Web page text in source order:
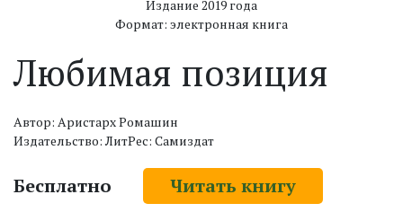
Издание 2019 года
Формат: электронная книга
Любимая позиция
Автор: Аристарх Ромашин
Издательство: ЛитРес: Самиздат
Бесплатно Читать книгу